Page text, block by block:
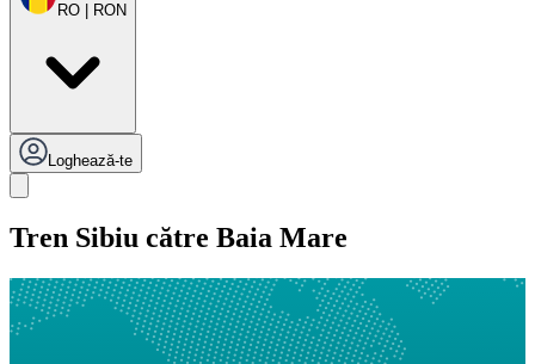
RO | RON
Loghează-te
Tren Sibiu către Baia Mare